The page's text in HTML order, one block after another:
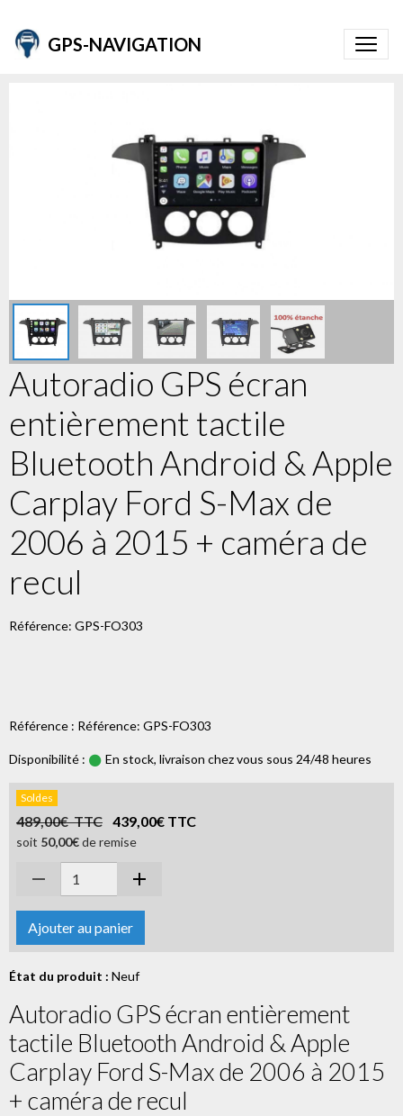
GPS-NAVIGATION
Autoradio GPS écran
entièrement tactile
Bluetooth Android & Apple
Carplay Ford S-Max de
2006 à 2015 + caméra de
recul
Référence: GPS-FO303
Référence : Référence: GPS-FO303
Disponibilité : En stock, livraison chez vous sous 24/48 heures
Soldes
489,00€ TTC 439,00€ TTC
soit 50,00€de remise
Ajouter au panier
État du produit : Neuf
Autoradio GPS écran entièrement
tactile Bluetooth Android & Apple
Carplay Ford S-Max de 2006 à 2015
+ caméra de recul